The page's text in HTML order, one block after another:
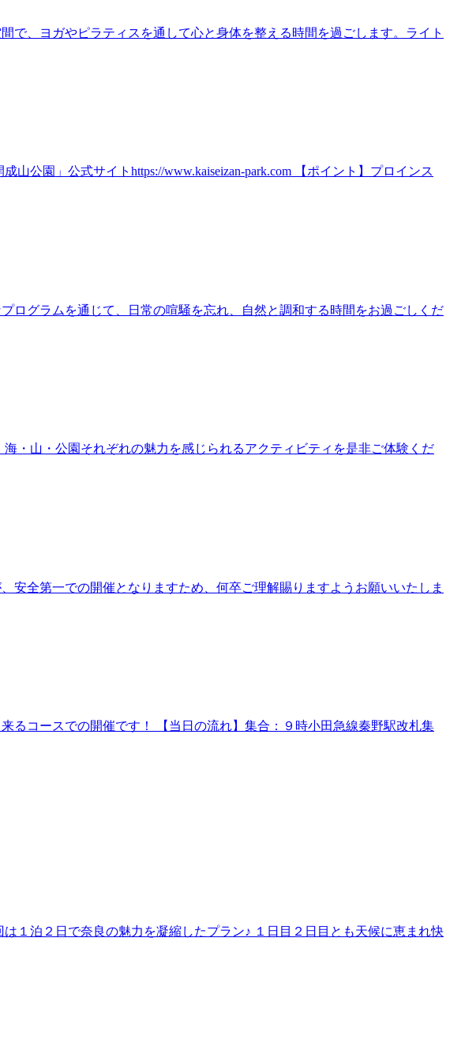
で、ヨガやピラティスを通して心と身体を整える時間を過ごします。ライト
公園」公式サイトhttps://www.kaiseizan-park.com 【ポイント】プロインス
ログラムを通じて、日常の喧騒を忘れ、自然と調和する時間をお過ごしくだ
・山・公園それぞれの魅力を感じられるアクティビティを是非ご体験くだ
全第一での開催となりますため、何卒ご理解賜りますようお願いいたしま
るコースでの開催です！ 【当日の流れ】集合：９時小田急線秦野駅改札集
１泊２日で奈良の魅力を凝縮したプラン♪ １日目２日目とも天候に恵まれ快